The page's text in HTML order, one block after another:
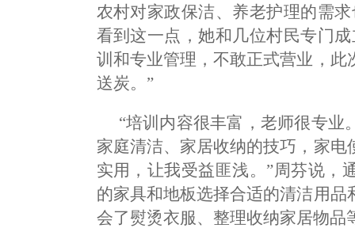
农村对家政保洁、养老护理的需
看到这一点，她和几位村民专门
训和专业管理，不敢正式营业，
送炭。”
“培训内容很丰富，老师很专
家庭清洁、家居收纳的技巧，家
实用，让我受益匪浅。”周芬说，
的家具和地板选择合适的清洁用
会了熨烫衣服、整理收纳家居物品